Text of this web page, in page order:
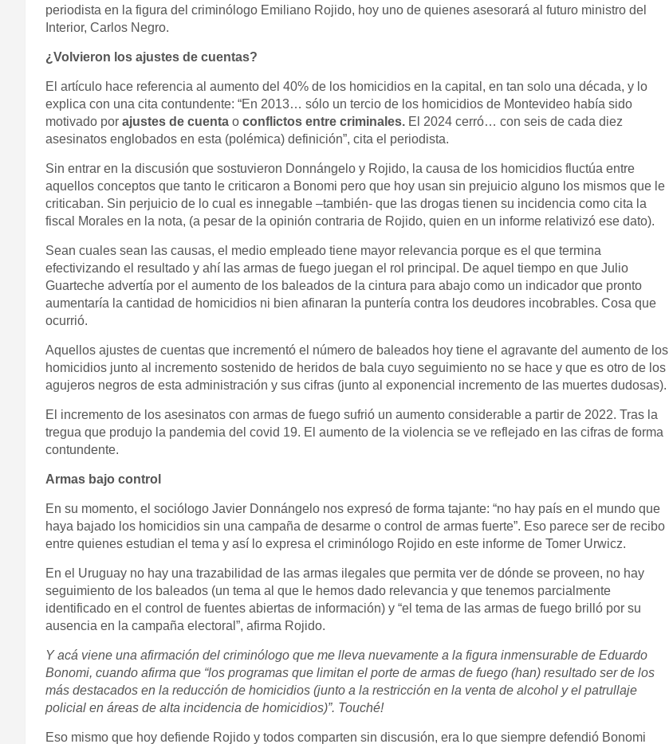
periodista en la figura del criminólogo Emiliano Rojido, hoy uno de quienes asesorará al futuro ministro del
Interior, Carlos Negro.
¿Volvieron los ajustes de cuentas?
El artículo hace referencia al aumento del 40% de los homicidios en la capital, en tan solo una década, y lo
explica con una cita contundente: “En 2013… sólo un tercio de los homicidios de Montevideo había sido
motivado por ajustes de cuenta o conflictos entre criminales. El 2024 cerró… con seis de cada diez
asesinatos englobados en esta (polémica) definición”, cita el periodista.
Sin entrar en la discusión que sostuvieron Donnángelo y Rojido, la causa de los homicidios fluctúa entre
aquellos conceptos que tanto le criticaron a Bonomi pero que hoy usan sin prejuicio alguno los mismos que le
criticaban. Sin perjuicio de lo cual es innegable –también- que las drogas tienen su incidencia como cita la
fiscal Morales en la nota, (a pesar de la opinión contraria de Rojido, quien en un informe relativizó ese dato).
Sean cuales sean las causas, el medio empleado tiene mayor relevancia porque es el que termina
efectivizando el resultado y ahí las armas de fuego juegan el rol principal. De aquel tiempo en que Julio
Guarteche advertía por el aumento de los baleados de la cintura para abajo como un indicador que pronto
aumentaría la cantidad de homicidios ni bien afinaran la puntería contra los deudores incobrables. Cosa que
ocurrió.
Aquellos ajustes de cuentas que incrementó el número de baleados hoy tiene el agravante del aumento de los
homicidios junto al incremento sostenido de heridos de bala cuyo seguimiento no se hace y que es otro de los
agujeros negros de esta administración y sus cifras (junto al exponencial incremento de las muertes dudosas).
El incremento de los asesinatos con armas de fuego sufrió un aumento considerable a partir de 2022. Tras la
tregua que produjo la pandemia del covid 19. El aumento de la violencia se ve reflejado en las cifras de forma
contundente.
Armas bajo control
En su momento, el sociólogo Javier Donnángelo nos expresó de forma tajante: “no hay país en el mundo que
haya bajado los homicidios sin una campaña de desarme o control de armas fuerte”. Eso parece ser de recibo
entre quienes estudian el tema y así lo expresa el criminólogo Rojido en este informe de Tomer Urwicz.
En el Uruguay no hay una trazabilidad de las armas ilegales que permita ver de dónde se proveen, no hay
seguimiento de los baleados (un tema al que le hemos dado relevancia y que tenemos parcialmente
identificado en el control de fuentes abiertas de información) y “el tema de las armas de fuego brilló por su
ausencia en la campaña electoral”, afirma Rojido.
Y acá viene una afirmación del criminólogo que me lleva nuevamente a la figura inmensurable de Eduardo
Bonomi, cuando afirma que “los programas que limitan el porte de armas de fuego (han) resultado ser de los
más destacados en la reducción de homicidios (junto a la restricción en la venta de alcohol y el patrullaje
policial en áreas de alta incidencia de homicidios)”. Touché!
Eso mismo que hoy defiende Rojido y todos comparten sin discusión, era lo que siempre defendió Bonomi